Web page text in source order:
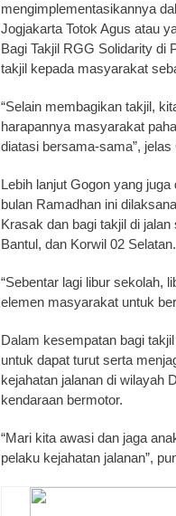
mengimplementasikannya
Jogjakarta Totok Agus atau
Bagi Takjil RGG Solidarity di
takjil kepada masyarakat
“Selain membagikan takjil,
harapannya masyarakat
diatasi bersama-sama”, jelas
Lebih lanjut Gogon yang
bulan Ramadhan ini
Krasak dan bagi takjil di
Bantul, dan Korwil 02 Selatan.
“Sebentar lagi libur sekolah,
elemen masyarakat untuk
Dalam kesempatan bagi
untuk dapat turut serta
kejahatan jalanan di wilayah
kendaraan bermotor.
“Mari kita awasi dan jaga
pelaku kejahatan jalanan”,